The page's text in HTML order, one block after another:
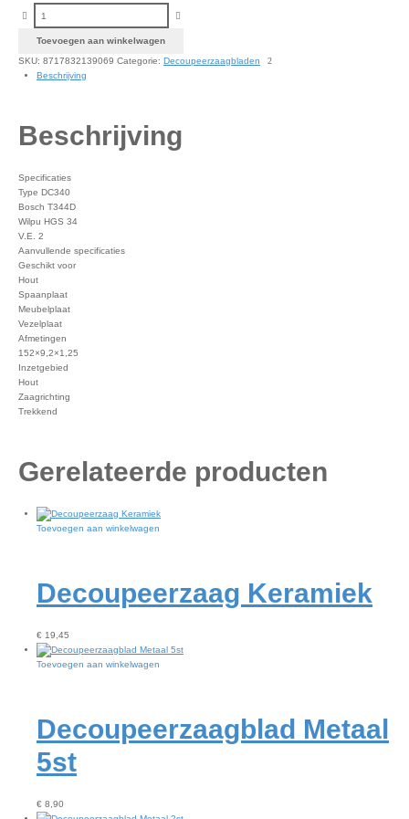
Toevoegen aan winkelwagen
SKU: 8717832139069 Categorie: Decoupeerzaagbladen
Beschrijving
Beschrijving
Specificaties
Type DC340
Bosch T344D
Wilpu HGS 34
V.E. 2
Aanvullende specificaties
Geschikt voor
Hout
Spaanplaat
Meubelplaat
Vezelplaat
Afmetingen
152×9,2×1,25
Inzetgebied
Hout
Zaagrichting
Trekkend
Gerelateerde producten
Toevoegen aan winkelwagen
Decoupeerzaag Keramiek
€ 19,45
Toevoegen aan winkelwagen
Decoupeerzaagblad Metaal
5st
€ 8,90